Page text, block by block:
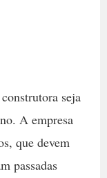
seja
A empresa
que devem
passadas